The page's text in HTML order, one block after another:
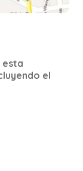
esta
el